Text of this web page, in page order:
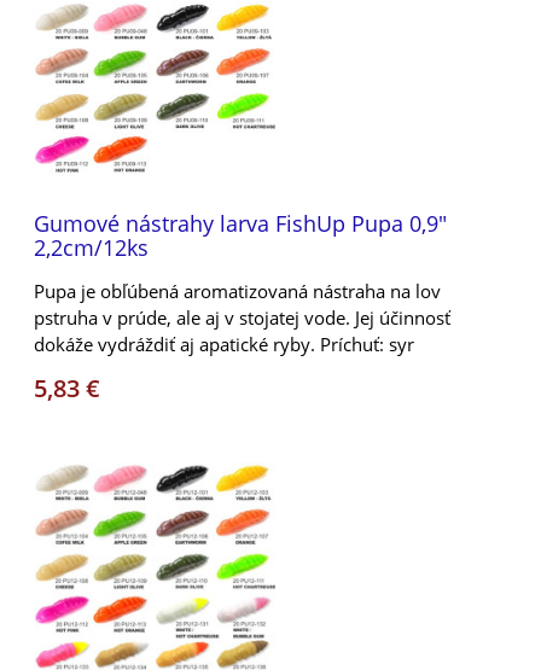
Gumové nástrahy larva FishUp Pupa 0,9"
2,2cm/12ks
Pupa je obľúbená aromatizovaná nástraha na lov
pstruha v prúde, ale aj v stojatej vode. Jej účinnosť
dokáže vydráždiť aj apatické ryby. Príchuť: syr
5,83 €